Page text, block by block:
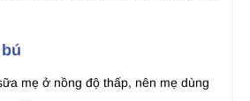
mẹ ở nồng độ thấp, nên mẹ dùng